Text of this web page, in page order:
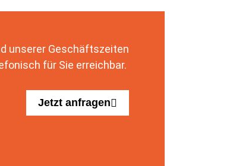
unserer Geschäftszeiten
für Sie erreichbar.
Jetzt anfragen